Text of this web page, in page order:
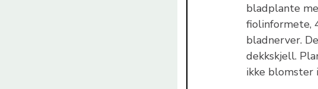
bladplante
fiolinformete,
bladnerver.
dekkskjell.
ikke blomster